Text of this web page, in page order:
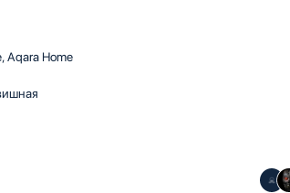
Aqara Home